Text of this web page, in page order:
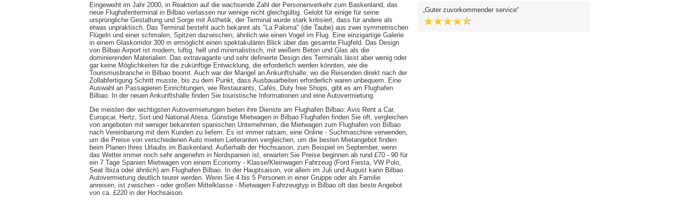
Eingeweiht im Jahr 2000, in Reaktion auf die wachsende Zahl der Personenverkehr zum Baskenland, das
neue Flughafenterminal in Bilbao verlassen nur wenige nicht gleichgültig. Gelobt für einige für seine
ursprüngliche Gestaltung und Sorge mit Ästhetik, der Terminal wurde stark kritisiert, dass für andere als
etwas unpraktisch. Das Terminal besteht auch bekannt als "La Paloma" (die Taube) aus zwei symmetrischen
Flügeln und einer schmalen, Spitzen dazwischen, ähnlich wie einen Vogel im Flug. Eine einzigartige Galerie
in einem Glaskorridor 300 m ermöglicht einen spektakulären Blick über das gesamte Flugfeld. Das Design
von Bilbao Airport ist modern, luftig, hell und minimalistisch, mit weißem Beton und Glas als die
dominierenden Materialien. Das extravagante und sehr definierte Design des Terminals lässt aber wenig oder
gar keine Möglichkeiten für die zukünftige Entwicklung, die erforderlich werden könnten, wie die
Tourismusbranche in Bilbao boomt. Auch war der Mangel an Ankunftshalle, wo die Reisenden direkt nach der
Zollabfertigung Schritt musste, bis zu dem Punkt, dass Ausbauarbeiten erforderlich waren unbequem. Eine
Auswahl an Passagieren Einrichtungen, wie Restaurants, Cafés, Duty free Shops, gibt es am Flughafen
Bilbao. In der neuen Ankunftshalle finden Sie touristische Informationen und eine Autovermietung.
Die meisten der wichtigsten Autovermietungen bieten ihre Dienste am Flughafen Bilbao: Avis Rent a Car,
Europcar, Hertz, Sixt und National Atesa. Günstige Mietwagen in Bilbao Flughafen finden Sie oft, vergleichen
von angeboten mit weniger bekannten spanischen Unternehmen, die Mietwagen zum Flughafen von Bilbao
nach Vereinbarung mit dem Kunden zu liefern. Es ist immer ratsam, eine Online - Suchmaschine verwenden,
um die Preise von verschiedenen Auto mieten Lieferanten vergleichen, um die besten Mietangebot finden
beim Planen Ihres Urlaubs im Baskenland. Außerhalb der Hochsaison, zum Beispiel im September, wenn
das Wetter immer noch sehr angenehm in Nordspanien ist, erwarten Sie Preise beginnen ab rund £70 - 90 für
ein 7 Tage Spanien Mietwagen von einem Economy - Klasse/Kleinwagen Fahrzeug (Ford Fiesta, VW Polo,
Seat Ibiza oder ähnlich) am Flughafen Bilbao. In der Hauptsaison, vor allem im Juli und August kann Bilbao
Autovermietung deutlich teurer werden. Wenn Sie 4 bis 5 Personen in einer Gruppe oder als Familie
anreisen, ist zwischen - oder großen Mittelklasse - Mietwagen Fahrzeugtyp in Bilbao oft das beste Angebot
von ca. £220 in der Hochsaison.
Guter zuvorkommender service